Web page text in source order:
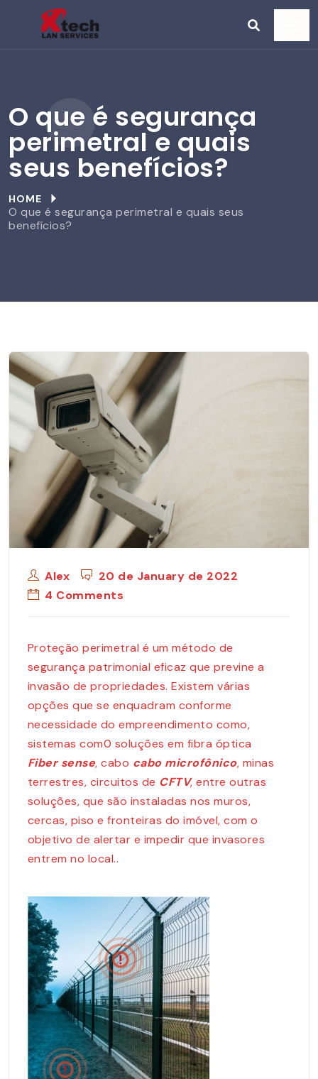
O que é segurança
perimetral e quais
seus benefícios?
HOME
O que é segurança perimetral e quais seus
benefícios?
Alex
20 de January de 2022
4 Comments
Proteção perimetral é um método de
segurança patrimonial eficaz que previne a
invasão de propriedades. Existem várias
opções que se enquadram conforme
necessidade do empreendimento como,
sistemas com0 soluções em fibra óptica
Fiber sense, cabo cabo microfônico, minas
terrestres, circuitos de CFTV, entre outras
soluções, que são instaladas nos muros,
cercas, piso e fronteiras do imóvel, com o
objetivo de alertar e impedir que invasores
entrem no local..